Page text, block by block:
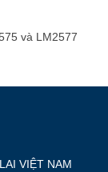
và LM2577
VIỆT NAM